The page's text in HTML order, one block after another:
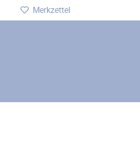
Merkzettel